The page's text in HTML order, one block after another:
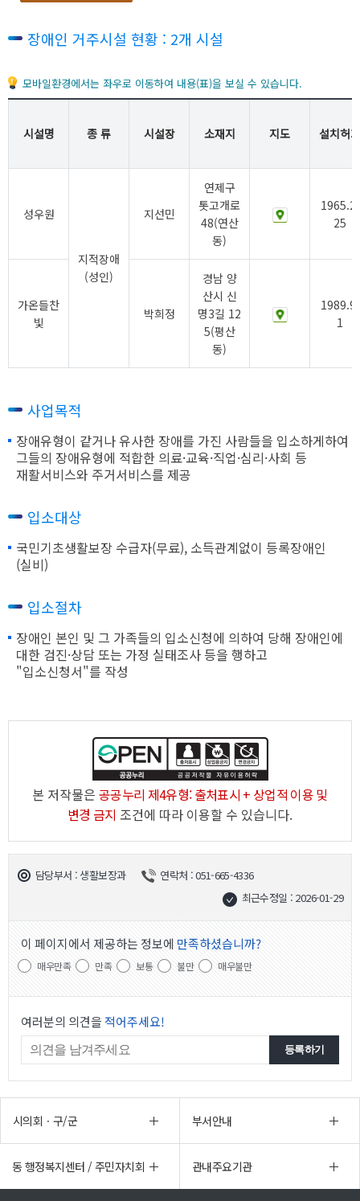
장애인 거주시설 현황 : 2개 시설
모바일환경에서는 좌우로 이동하여 내용(표)을 보실 수 있습니다.
시설명 종 류 시설장 소재지 지도 설치허가
성우원
지적장애
(성인)
지선민
연제구
톳고개로
48(연산
동)
1965.2.
25
가온들찬
빛
박희정
경남 양
산시 신
명3길 12
5(평산
동)
1989.9.
1
사업목적
장애유형이 같거나 유사한 장애를 가진 사람들을 입소하게하여
그들의 장애유형에 적합한 의료·교육·직업·심리·사회 등
재활서비스와 주거서비스를 제공
입소대상
국민기초생활보장 수급자(무료), 소득관계없이 등록장애인
(실비)
입소절차
장애인 본인 및 그 가족들의 입소신청에 의하여 당해 장애인에
대한 검진·상담 또는 가정 실태조사 등을 행하고
"입소신청서"를 작성
본 저작물은공공누리 제4유형: 출처표시 + 상업적 이용 및
변경 금지 조건에 따라 이용할 수 있습니다.
담당부서 : 생활보장과
연락처 : 051-665-4336
최근수정일 : 2026-01-29
이 페이지에서 제공하는 정보에 만족하셨습니까?
매우만족 만족 보통 불만 매우불만
여러분의 의견을적어주세요!
시의회ㆍ구/군 부서안내
동 행정복지센터 / 주민자치회 관내주요기관